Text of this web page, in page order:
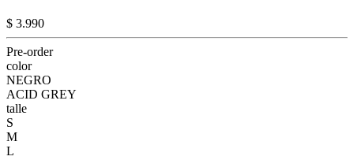
$ 3.990
Pre-order
color
NEGRO
ACID GREY
talle
S
M
L